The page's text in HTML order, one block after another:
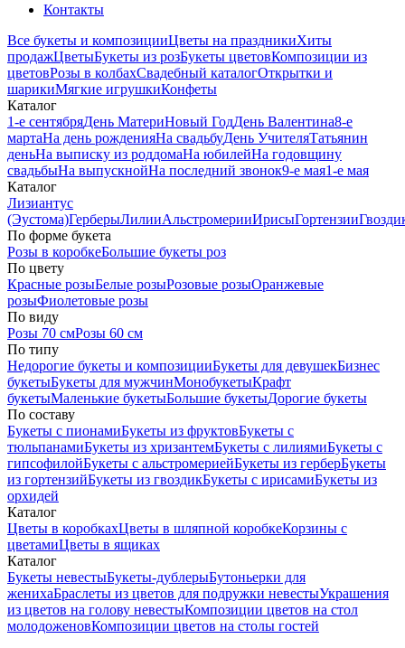
Контакты
Все букеты и композицииЦветы на праздникиХиты
продажЦветыБукеты из розБукеты цветовКомпозиции из
цветовРозы в колбахСвадебный каталогОткрытки и
шарикиМягкие игрушкиКонфеты
Каталог
1-е сентябряДень МатериНовый ГодДень Валентина8-е
мартаНа день рожденияНа свадьбуДень УчителяТатьянин
деньНа выписку из роддомаНа юбилейНа годовщину
свадьбыНа выпускнойНа последний звонок9-е мая1-е мая
Каталог
Лизиантус
(Эустома)ГерберыЛилииАльстромерииИрисыГортензии
По форме букета
Розы в коробкеБольшие букеты роз
По цвету
Красные розыБелые розыРозовые розыОранжевые
розыФиолетовые розы
По виду
Розы 70 смРозы 60 см
По типу
Недорогие букеты и композицииБукеты для девушекБизнес
букетыБукеты для мужчинМонобукетыКрафт
букетыМаленькие букетыБольшие букетыДорогие букеты
По составу
Букеты с пионамиБукеты из фруктовБукеты с
тюльпанамиБукеты из хризантемБукеты с лилиямиБукеты с
гипсофилойБукеты с альстромериейБукеты из герберБукеты
из гортензийБукеты из гвоздикБукеты с ирисамиБукеты из
орхидей
Каталог
Цветы в коробкахЦветы в шляпной коробкеКорзины с
цветамиЦветы в ящиках
Каталог
Букеты невестыБукеты-дублерыБутоньерки для
женихаБраслеты из цветов для подружки невестыУкрашения
из цветов на голову невестыКомпозиции цветов на стол
молодоженовКомпозиции цветов на столы гостей